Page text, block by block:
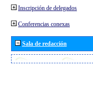
Inscripción de delegados
Conferencias conexas
Sala de redacción